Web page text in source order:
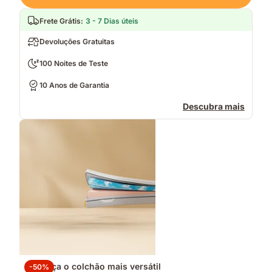
Frete Grátis: 3 - 7 Dias úteis
Devoluções Gratuitas
100 Noites de Teste
10 Anos de Garantia
Descubra mais
-50%
Conheça o colchão mais versátil